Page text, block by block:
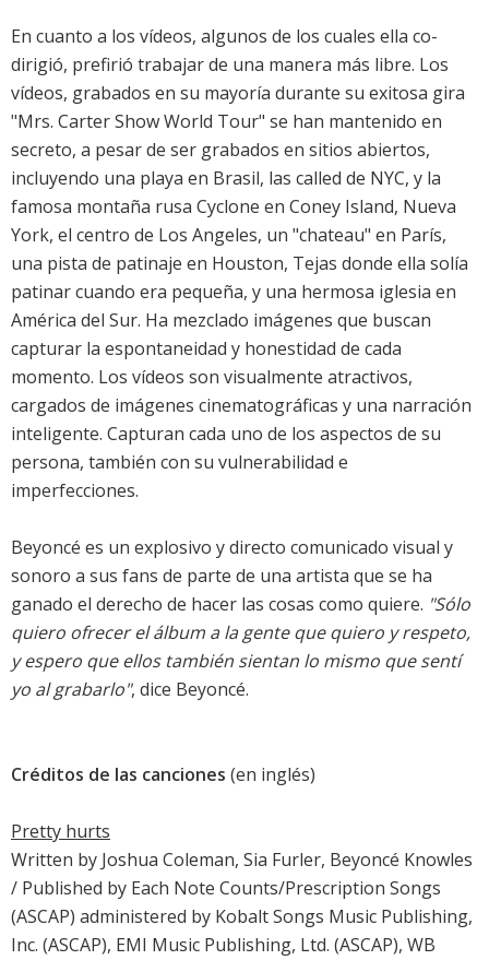
En cuanto a los vídeos, algunos de los cuales ella co-
dirigió, prefirió trabajar de una manera más libre. Los
vídeos, grabados en su mayoría durante su exitosa gira
"Mrs. Carter Show World Tour" se han mantenido en
secreto, a pesar de ser grabados en sitios abiertos,
incluyendo una playa en Brasil, las called de NYC, y la
famosa montaña rusa Cyclone en Coney Island, Nueva
York, el centro de Los Angeles, un "chateau" en París,
una pista de patinaje en Houston, Tejas donde ella solía
patinar cuando era pequeña, y una hermosa iglesia en
América del Sur. Ha mezclado imágenes que buscan
capturar la espontaneidad y honestidad de cada
momento. Los vídeos son visualmente atractivos,
cargados de imágenes cinematográficas y una narración
inteligente. Capturan cada uno de los aspectos de su
persona, también con su vulnerabilidad e
imperfecciones.
Beyoncé es un explosivo y directo comunicado visual y
sonoro a sus fans de parte de una artista que se ha
ganado el derecho de hacer las cosas como quiere. "Sólo
quiero ofrecer el álbum a la gente que quiero y respeto,
y espero que ellos también sientan lo mismo que sentí
yo al grabarlo", dice Beyoncé.
Créditos de las canciones (en inglés)
Pretty hurts
Written by Joshua Coleman, Sia Furler, Beyoncé Knowles
/ Published by Each Note Counts/Prescription Songs
(ASCAP) administered by Kobalt Songs Music Publishing,
Inc. (ASCAP), EMI Music Publishing, Ltd. (ASCAP), WB